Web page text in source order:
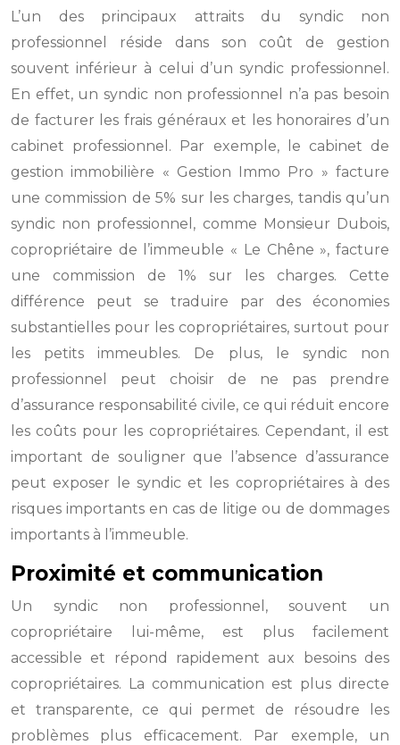
L’un des principaux attraits du syndic non
professionnel réside dans son coût de gestion
souvent inférieur à celui d’un syndic professionnel.
En effet, un syndic non professionnel n’a pas besoin
de facturer les frais généraux et les honoraires d’un
cabinet professionnel. Par exemple, le cabinet de
gestion immobilière « Gestion Immo Pro » facture
une commission de 5% sur les charges, tandis qu’un
syndic non professionnel, comme Monsieur Dubois,
copropriétaire de l’immeuble « Le Chêne », facture
une commission de 1% sur les charges. Cette
différence peut se traduire par des économies
substantielles pour les copropriétaires, surtout pour
les petits immeubles. De plus, le syndic non
professionnel peut choisir de ne pas prendre
d’assurance responsabilité civile, ce qui réduit encore
les coûts pour les copropriétaires. Cependant, il est
important de souligner que l’absence d’assurance
peut exposer le syndic et les copropriétaires à des
risques importants en cas de litige ou de dommages
importants à l’immeuble.
Proximité et communication
Un syndic non professionnel, souvent un
copropriétaire lui-même, est plus facilement
accessible et répond rapidement aux besoins des
copropriétaires. La communication est plus directe
et transparente, ce qui permet de résoudre les
problèmes plus efficacement. Par exemple, un